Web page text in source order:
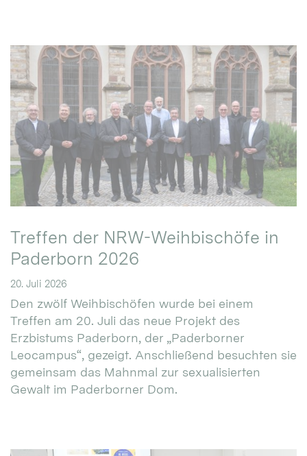
Treffen der NRW-Weihbischöfe in
Paderborn 2026
20. Juli 2026
Den zwölf Weihbischöfen wurde bei einem
Treffen am 20. Juli das neue Projekt des
Erzbistums Paderborn, der „Paderborner
Leocampus“, gezeigt. Anschließend besuchten sie
gemeinsam das Mahnmal zur sexualisierten
Gewalt im Paderborner Dom.